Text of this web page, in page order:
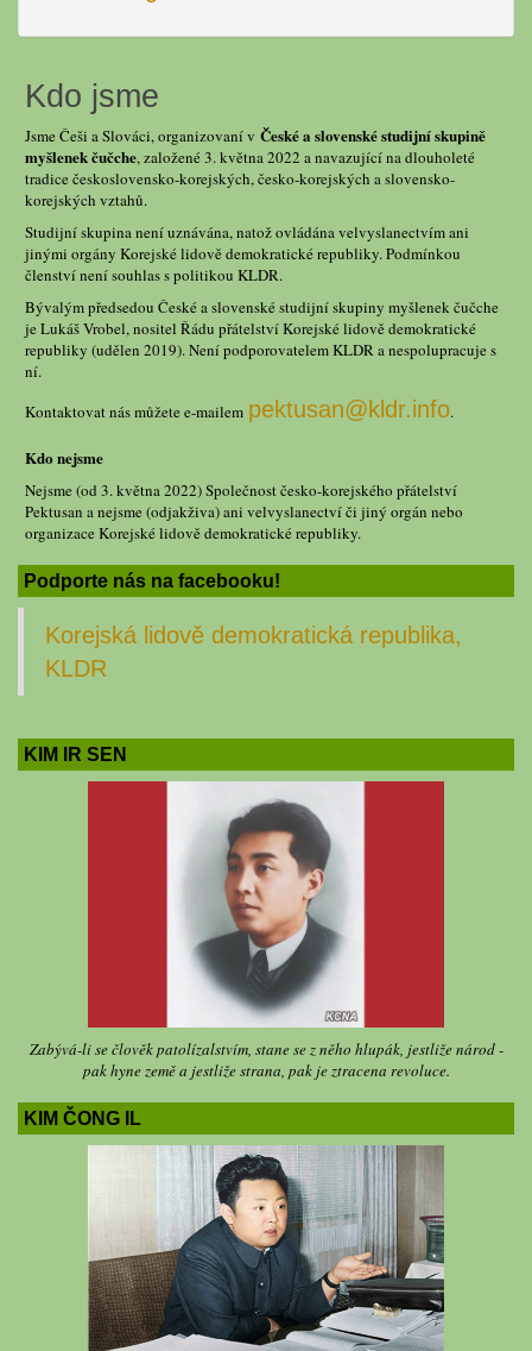
Kdo jsme
Jsme Češi a Slováci, organizovaní v České a slovenské studijní skupině
myšlenek čučche, založené 3. května 2022 a navazující na dlouholeté
tradice československo-korejských, česko-korejských a slovensko-
korejských vztahů.
Studijní skupina není uznávána, natož ovládána velvyslanectvím ani
jinými orgány Korejské lidově demokratické republiky. Podmínkou
členství není souhlas s politikou KLDR.
Bývalým předsedou České a slovenské studijní skupiny myšlenek čučche
je Lukáš Vrobel, nositel Řádu přátelství Korejské lidově demokratické
republiky (udělen 2019). Není podporovatelem KLDR a nespolupracuje s
ní.
Kontaktovat nás můžete e-mailem pektusan@kldr.info.
Kdo nejsme
Nejsme (od 3. května 2022) Společnost česko-korejského přátelství
Pektusan a nejsme (odjakživa) ani velvyslanectví či jiný orgán nebo
organizace Korejské lidově demokratické republiky.
Podporte nás na facebooku!
Korejská lidově demokratická republika,
KLDR
KIM IR SEN
Zabývá-li se člověk patolízalstvím, stane se z něho hlupák, jestliže národ -
pak hyne země a jestliže strana, pak je ztracena revoluce.
KIM ČONG IL